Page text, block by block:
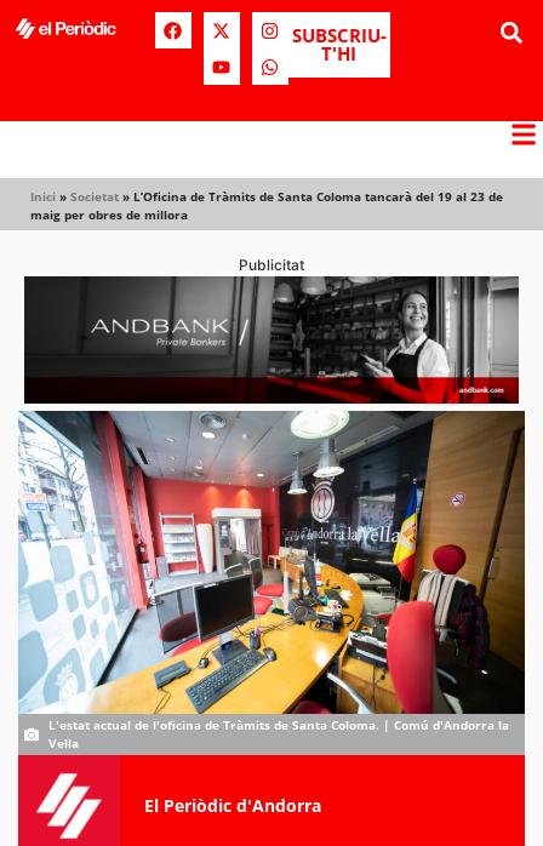
SUBSCRIU-
T'HI
Inici » Societat » L’Oficina de Tràmits de Santa Coloma tancarà del 19 al 23 de
maig per obres de millora
Publicitat
L'estat actual de l'oficina de Tràmits de Santa Coloma. | Comú d'Andorra la
Vella
El Periòdic d'Andorra